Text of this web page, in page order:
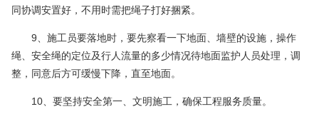
同协调安置好，不用时需把绳子打好捆紧。
9、施工员要落地时，要先察看一下地面、墙壁的设施，操作
绳、安全绳的定位及行人流量的多少情况待地面监护人员处理，调
整，同意后方可缓慢下降，直至地面。
10、要坚持安全第一、文明施工，确保工程服务质量。